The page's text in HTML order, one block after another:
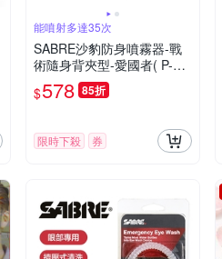
能噴射多達35次
SABRE沙豹防身噴霧器-戰
術隨身背夾型-愛國者( P-22
G-PAT)-快
$578 85折
限時下殺 券